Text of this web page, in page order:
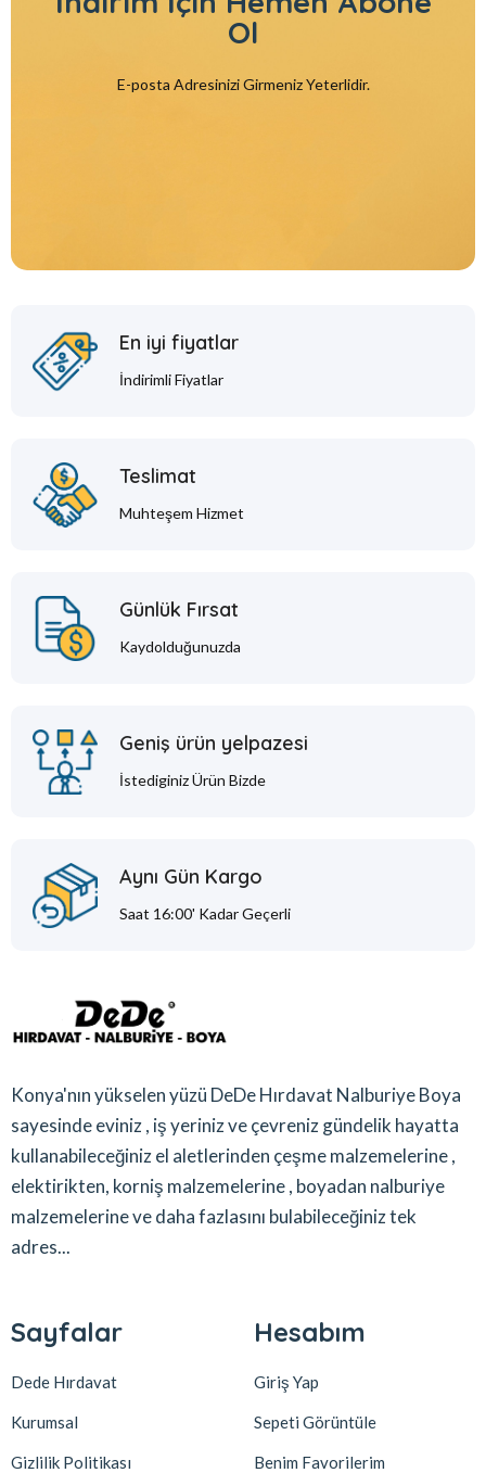
Ol
E-posta Adresinizi Girmeniz Yeterlidir.
En iyi fiyatlar
İndirimli Fiyatlar
Teslimat
Muhteşem Hizmet
Günlük Fırsat
Kaydolduğunuzda
Geniş ürün yelpazesi
İstediginiz Ürün Bizde
Aynı Gün Kargo
Saat 16:00' Kadar Geçerli
Konya'nın yükselen yüzü DeDe Hırdavat Nalburiye Boya
sayesinde eviniz , iş yeriniz ve çevreniz gündelik hayatta
kullanabileceğiniz el aletlerinden çeşme malzemelerine ,
elektirikten, korniş malzemelerine , boyadan nalburiye
malzemelerine ve daha fazlasını bulabileceğiniz tek
adres...
Sayfalar
Dede Hırdavat
Kurumsal
Gizlilik Politikası
Hesabım
Giriş Yap
Sepeti Görüntüle
Benim Favorilerim